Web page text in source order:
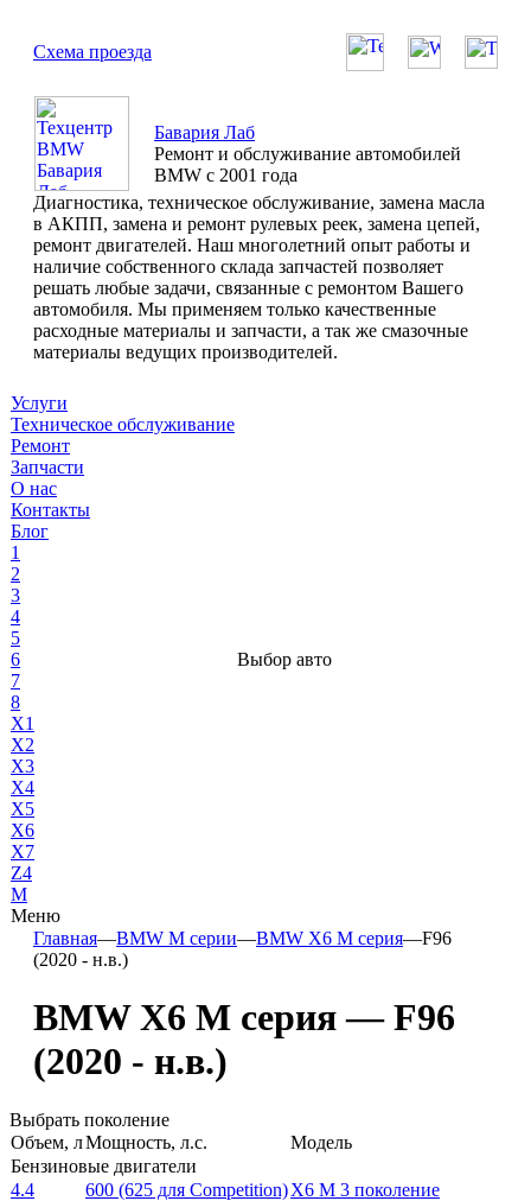
Схема проезда
Бавария Лаб
Ремонт и обслуживание автомобилей
BMW с 2001 года
Диагностика, техническое обслуживание, замена масла
в АКПП, замена и ремонт рулевых реек, замена цепей,
ремонт двигателей. Наш многолетний опыт работы и
наличие собственного склада запчастей позволяет
решать любые задачи, связанные с ремонтом Вашего
автомобиля. Мы применяем только качественные
расходные материалы и запчасти, а так же смазочные
материалы ведущих производителей.
Услуги
Техническое обслуживание
Ремонт
Запчасти
О нас
Контакты
Блог
1
2
3
4
5
6
7
8
X1
X2
X3
X4
X5
X6
X7
Z4
М
Меню
Выбор авто
Главная—BMW М серии—BMW X6 M серия—F96
(2020 - н.в.)
BMW X6 M серия — F96
(2020 - н.в.)
Выбрать поколение
Объем, лМощность, л.с.
Модель
Бензиновые двигатели
4.4
600 (625 для Competition)X6 M 3 поколение